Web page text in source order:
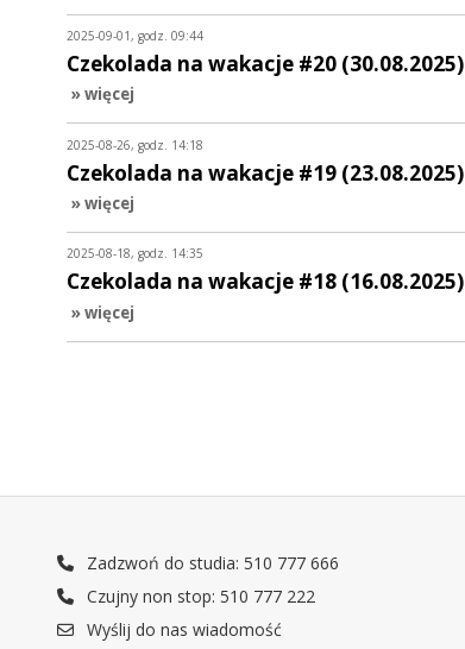
2025-09-01, godz. 09:44
Czekolada na wakacje #20 (30.08.2025)
» więcej
2025-08-26, godz. 14:18
Czekolada na wakacje #19 (23.08.2025)
» więcej
2025-08-18, godz. 14:35
Czekolada na wakacje #18 (16.08.2025)
» więcej
Zadzwoń do studia: 510 777 666
Czujny non stop: 510 777 222
Wyślij do nas wiadomość